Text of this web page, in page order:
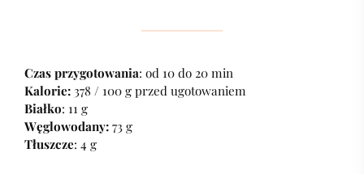
Czas przygotowania: od 10 do 20 min
Kalorie: 378 / 100 g przed ugotowaniem
Białko: 11 g
Węglowodany: 73 g
Tłuszcze: 4 g